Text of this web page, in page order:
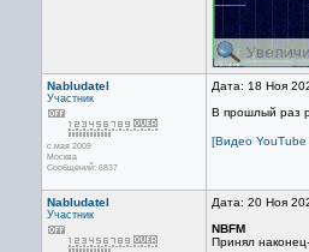
Nabludatel
Участник
с мая 2009
Москва
Сообщений: 6837
Дата: 18 Ноя
В прошлый раз
[Видео
Nabludatel
Участник
Дата: 20 Ноя
NBFM
Принял